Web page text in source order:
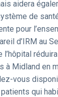
aidera
de
pour
d’IRM au
l’hôpital
à Midland en
vous
qui